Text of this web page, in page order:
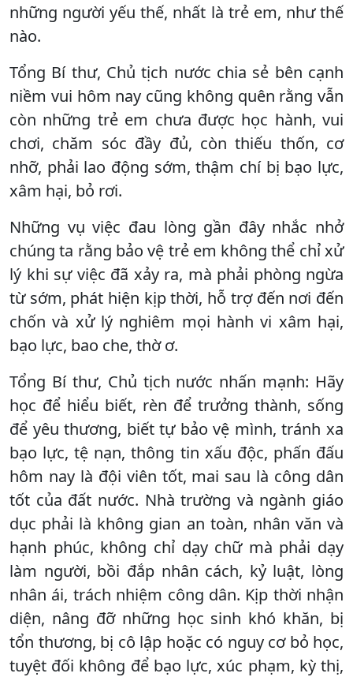
những người yếu thế, nhất là trẻ em, như thế
nào.
Tổng Bí thư, Chủ tịch nước chia sẻ bên cạnh
niềm vui hôm nay cũng không quên rằng vẫn
còn những trẻ em chưa được học hành, vui
chơi, chăm sóc đầy đủ, còn thiếu thốn, cơ
nhỡ, phải lao động sớm, thậm chí bị bạo lực,
xâm hại, bỏ rơi.
Những vụ việc đau lòng gần đây nhắc nhở
chúng ta rằng bảo vệ trẻ em không thể chỉ xử
lý khi sự việc đã xảy ra, mà phải phòng ngừa
từ sớm, phát hiện kịp thời, hỗ trợ đến nơi đến
chốn và xử lý nghiêm mọi hành vi xâm hại,
bạo lực, bao che, thờ ơ.
Tổng Bí thư, Chủ tịch nước nhấn mạnh: Hãy
học để hiểu biết, rèn để trưởng thành, sống
để yêu thương, biết tự bảo vệ mình, tránh xa
bạo lực, tệ nạn, thông tin xấu độc, phấn đấu
hôm nay là đội viên tốt, mai sau là công dân
tốt của đất nước. Nhà trường và ngành giáo
dục phải là không gian an toàn, nhân văn và
hạnh phúc, không chỉ dạy chữ mà phải dạy
làm người, bồi đắp nhân cách, kỷ luật, lòng
nhân ái, trách nhiệm công dân. Kịp thời nhận
diện, nâng đỡ những học sinh khó khăn, bị
tổn thương, bị cô lập hoặc có nguy cơ bỏ học,
tuyệt đối không để bạo lực, xúc phạm, kỳ thị,